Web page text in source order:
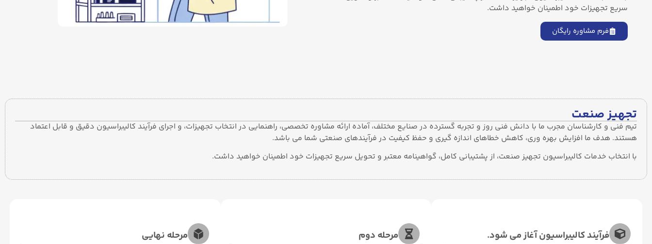
سریع تجهیزات خود اطمینان خواهید داشت.
فرم مشاوره رایگان
تجهیز صنعت
تیم فنی و کارشناسان مجرب ما با دانش فنی روز و تجربه گسترده در صنایع مختلف، آماده ارائه مشاوره تخصصی، راهنمایی در انتخاب تجهیزات، و اجرای فرآیند کالیبراسیون دقیق و قابل اعتماد
هستند. هدف ما افزایش بهره ‌وری، کاهش خطاهای اندازه‌ گیری و حفظ کیفیت در فرآیندهای صنعتی شما می باشد.
با انتخاب خدمات کالیبراسیون تجهیز صنعت، از پشتیبانی کامل، گواهینامه معتبر و تحویل سریع تجهیزات خود اطمینان خواهید داشت.
فرآیند کالیبراسیون آغاز می‌ شود. مرحله دوم مرحله نهایی